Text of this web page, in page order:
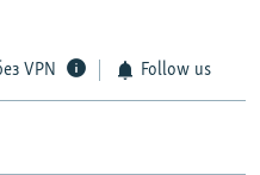
VPN Follow us